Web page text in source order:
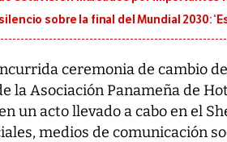
sobre la final del Mundial 2030:
ceremonia de cambio
la Asociación Panameña de
un acto llevado a cabo en el
medios de comunicación